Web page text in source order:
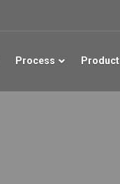
Process Product